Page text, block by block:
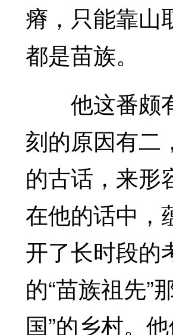
瘠，只能靠山
都是苗族。
他这番颇有
刻的原因有二
的古话，来形
在他的话中，
开了长时段的
的“苗族祖先”
国”的乡村。